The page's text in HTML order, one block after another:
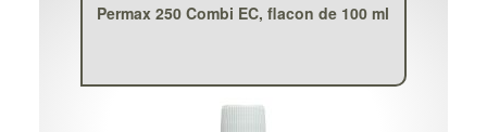
Permax 250 Combi EC, flacon de 100 ml